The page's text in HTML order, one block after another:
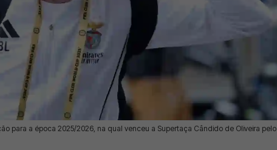
para a época 2025/2026, na qual venceu a Supertaça Cândido de Oliveira pelo